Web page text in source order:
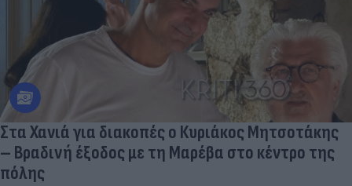
Στα Χανιά για διακοπές ο Κυριάκος Μητσοτάκης
– Βραδινή έξοδος με τη Μαρέβα στο κέντρο της
πόλης